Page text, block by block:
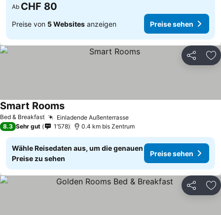
Ab CHF 80
Preise von 5 Websites anzeigen Preise sehen
Teilen
Bed & Breakfast Einladende Außenterrasse
Smart Rooms
8.3 Sehr gut 1’578 0.4 km bis Zentrum
Wähle Reisedaten aus, um die genauen
Preise zu sehen
Preise sehen
Teilen